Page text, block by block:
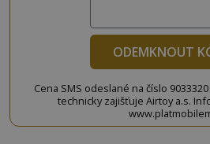
ODEMKNOUT
Cena SMS odeslané na číslo 9033320
technicky zajišťuje Airtoy a.s.